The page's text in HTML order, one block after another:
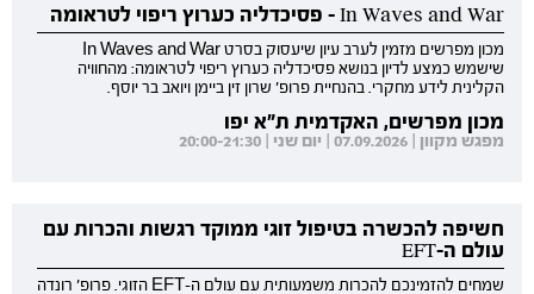
In Waves and War - פסיכדליה כערוץ ריפוי לטראומה
מכון מפרשים מזמין לערב עיון שיעסוק בסרט In Waves and War
שישמש כמצע לדיון בנושא פסיכדליה כערוץ ריפוי לטראומה: מהחוויה
הקלינית לידע מחקרי. בהנחיית פרופ' שרון זין ביימן ויואב בר יוסף.
מכון מפרשים, האקדמית ת"א יפו
מפגש מקוון | 07.09.2026 | יום שני | 20:00-21:30
חשיפה להכשרה בטיפול זוגי ממוקד רגשות והכרות עם
עולם ה-EFT
שמחים להזמינכם להכרות משמעותית עם עולם ה-EFT הזוגי. פרופ' רונדה